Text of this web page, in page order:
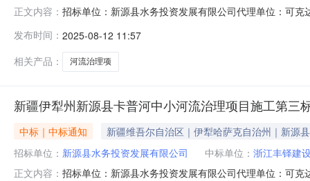
正文内容： 招标单位：新源县水务投资发展有限公司代理单位：可
公开招标的形式，在新疆维吾尔自治区政务服务和公共
后，确定以下中标人，现予以公
发布时间： 2025-08-12 11:57
相关产品：
河流治理项
新疆伊犁州新源县卡普河中小河流治理项目施工第三
中标｜中标通知
新疆维吾尔自治区｜伊犁哈萨克自治州｜新源县
招标单位： 新源县水务投资发展有限公司 中标单位： 浙江丰铎建
正文内容： 招标单位：新源县水务投资发展有限公司代理单位：可